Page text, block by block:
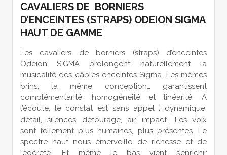
CAVALIERS DE BORNIERS
D’ENCEINTES (STRAPS) ODEION SIGMA
HAUT DE GAMME
Les cavaliers de borniers (straps) d’enceintes
Odeion SIGMA prolongent naturellement la
musicalité des câbles enceintes Sigma. Les mêmes
brins, la même conception… garantissent
complémentarité, homogénéité et linéarité. A
l’écoute, le constat est sans appel : dynamique,
détail, silences, détourage, air, impact… Les voix
sont tellement plus humaines, plus présentes. Le
spectre haut nous émerveille de richesse et de
légèreté. Et même le bas vient s’enrichir